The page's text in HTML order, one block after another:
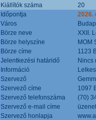
Kiállítók száma
20
Időpontja
2026.
Város
Börze neve
XXII.
Börze helyszíne
MOM
Börze címe
1123
Jelentkezési határidő
Nincs
Információ
Szervező
Szervező címe
1097
Szervező telefonszáma
(70)
Szervező e-mail címe
Szervező honlapja